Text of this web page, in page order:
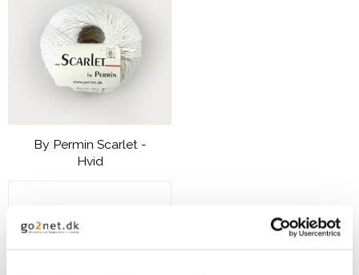
By Permin Scarlet -
Hvid